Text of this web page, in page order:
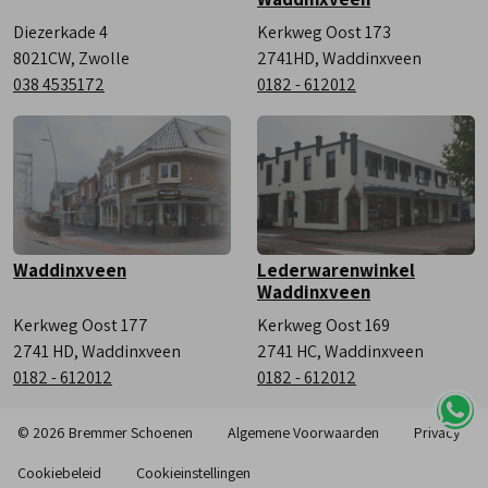
Diezerkade 4
8021CW, Zwolle
038 4535172
Kerkweg Oost 173
2741HD, Waddinxveen
0182 - 612012
Waddinxveen
Kerkweg Oost 177
2741 HD, Waddinxveen
0182 - 612012
Lederwarenwinkel
Waddinxveen
Kerkweg Oost 169
2741 HC, Waddinxveen
0182 - 612012
© 2026 Bremmer Schoenen Algemene Voorwaarden Privacy
Cookiebeleid Cookieinstellingen